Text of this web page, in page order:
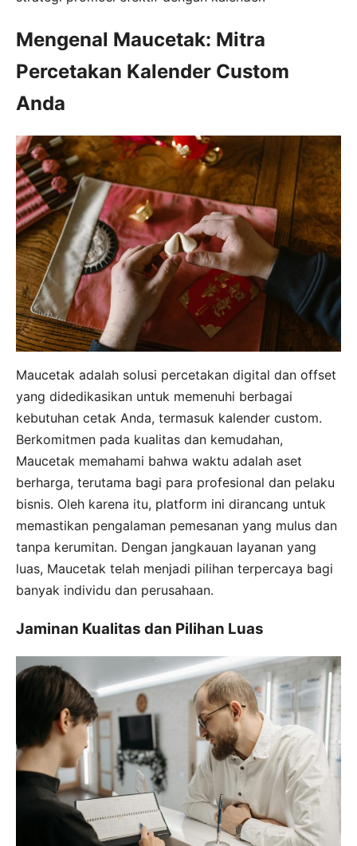
Mengenal Maucetak: Mitra
Percetakan Kalender Custom
Anda
Maucetak adalah solusi percetakan digital dan offset
yang didedikasikan untuk memenuhi berbagai
kebutuhan cetak Anda, termasuk kalender custom.
Berkomitmen pada kualitas dan kemudahan,
Maucetak memahami bahwa waktu adalah aset
berharga, terutama bagi para profesional dan pelaku
bisnis. Oleh karena itu, platform ini dirancang untuk
memastikan pengalaman pemesanan yang mulus dan
tanpa kerumitan. Dengan jangkauan layanan yang
luas, Maucetak telah menjadi pilihan terpercaya bagi
banyak individu dan perusahaan.
Jaminan Kualitas dan Pilihan Luas